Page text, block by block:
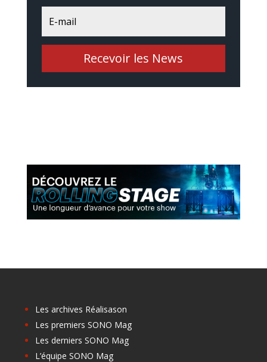
Recevoir les News
Les archives Réalisason
Les premiers SONO Mag
Les derniers SONO Mag
L’équipe SONO Mag